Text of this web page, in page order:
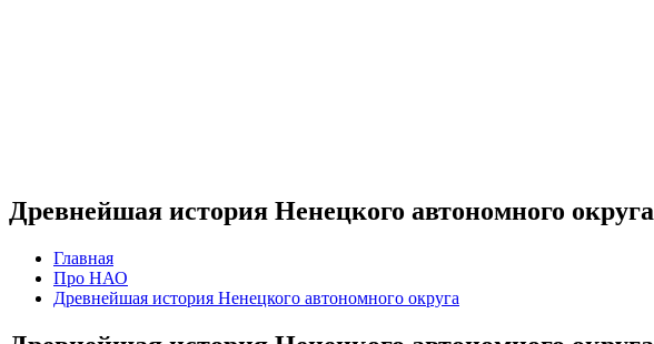
Древнейшая история Ненецкого автономного округа
Главная
Про НАО
Древнейшая история Ненецкого автономного округа